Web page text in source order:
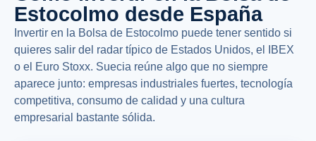
Estocolmo desde España
Invertir en la Bolsa de Estocolmo puede tener sentido si
quieres salir del radar típico de Estados Unidos, el IBEX
o el Euro Stoxx. Suecia reúne algo que no siempre
aparece junto: empresas industriales fuertes, tecnología
competitiva, consumo de calidad y una cultura
empresarial bastante sólida.